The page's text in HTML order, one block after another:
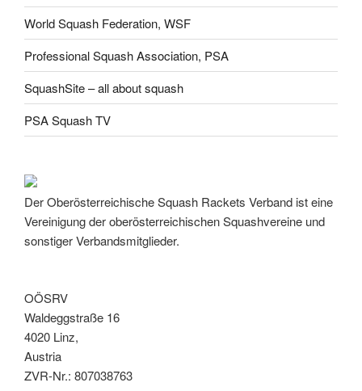
World Squash Federation, WSF
Professional Squash Association, PSA
SquashSite – all about squash
PSA Squash TV
Der Oberösterreichische Squash Rackets Verband ist eine
Vereinigung der oberösterreichischen Squashvereine und
sonstiger Verbandsmitglieder.
OÖSRV
Waldeggstraße 16
4020 Linz,
Austria
ZVR-Nr.: 807038763